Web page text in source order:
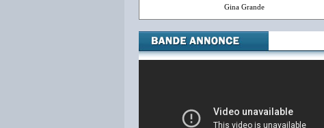
Gina Grande